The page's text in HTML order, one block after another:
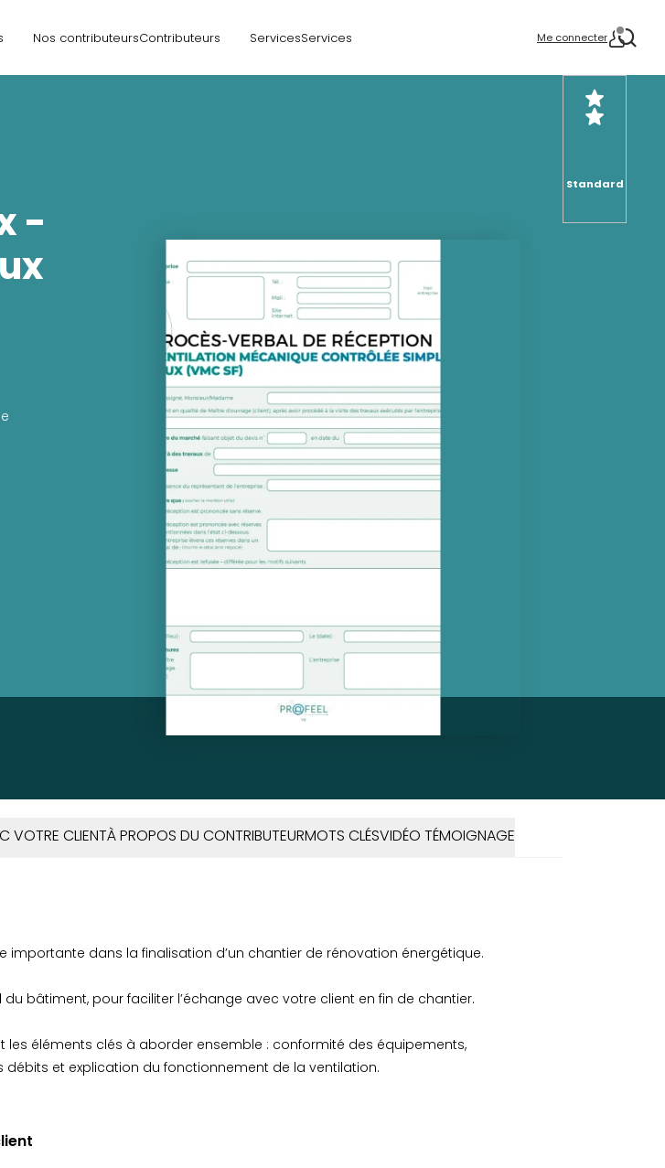
Nos contributeursContributeurs ServicesServices Me connecter
Standard
-
VOTRE CLIENTÀ PROPOS DU CONTRIBUTEURMOTS CLÉSVIDÉO TÉMOIGNAGE
dans la finalisation d’un chantier de rénovation énergétique.
bâtiment, pour faciliter l’échange avec votre client en fin de chantier.
éléments clés à aborder ensemble : conformité des équipements,
débits et explication du fonctionnement de la ventilation.